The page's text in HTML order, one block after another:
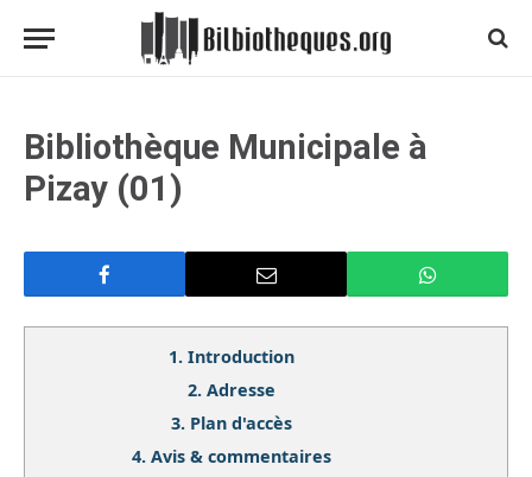
Bibliothèque Municipale à
Pizay (01)
1. Introduction
2. Adresse
3. Plan d'accès
4. Avis & commentaires